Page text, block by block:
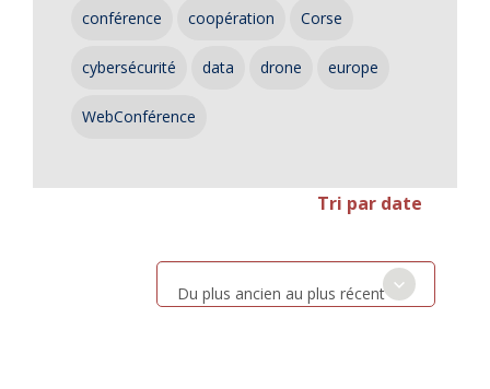
conférence coopération Corse
cybersécurité data drone europe
WebConférence
Tri par date
Du plus ancien au plus récent